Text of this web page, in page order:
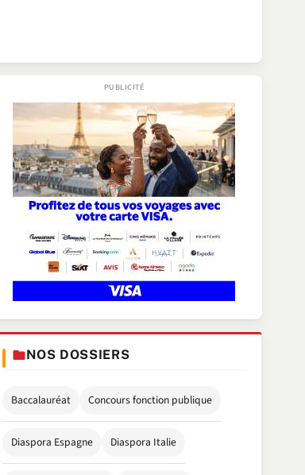
NOS DOSSIERS
Baccalauréat Concours fonction publique
Diaspora Espagne Diaspora Italie